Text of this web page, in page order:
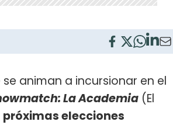
animan a incursionar en el
La Academia (El
próximas elecciones